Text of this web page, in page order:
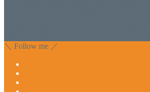
＼ Follow me ／